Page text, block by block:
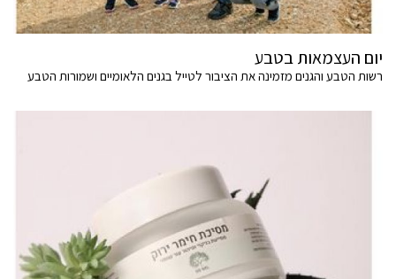
יום העצמאות בטבע
רשות הטבע והגנים מזמינה את הציבור לטייל בגנים הלאומיים ושמורות הטבע